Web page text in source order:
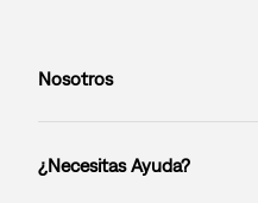
Nosotros
¿Necesitas Ayuda?